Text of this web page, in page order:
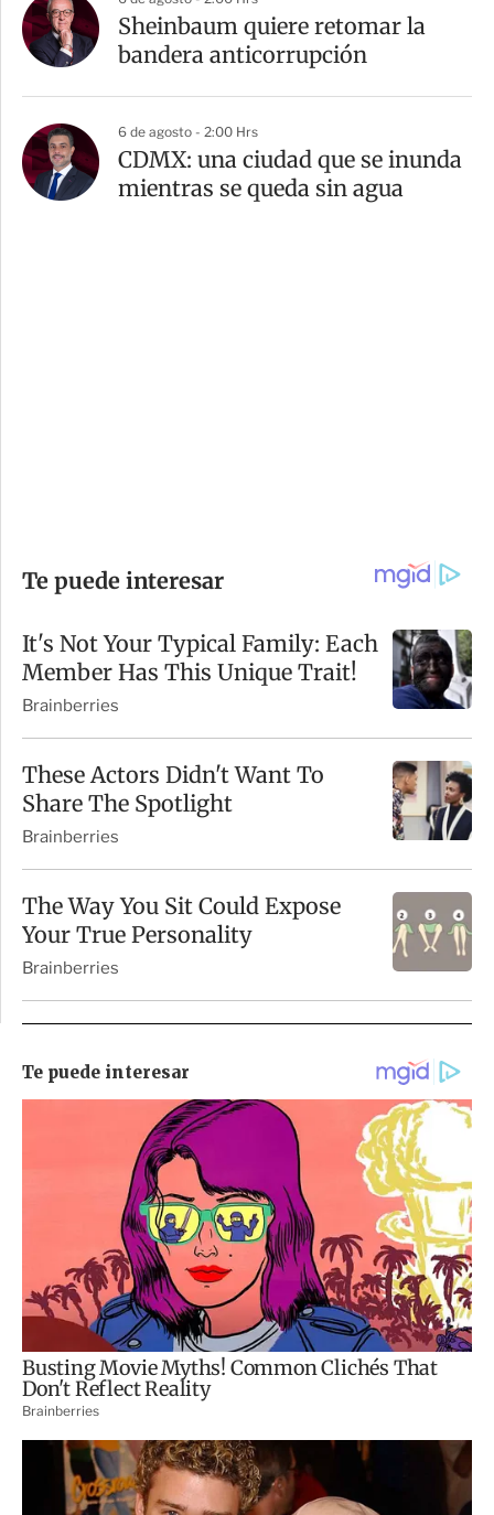
Sheinbaum quiere retomar la
bandera anticorrupción
6 de agosto - 2:00 Hrs
CDMX: una ciudad que se inunda
mientras se queda sin agua